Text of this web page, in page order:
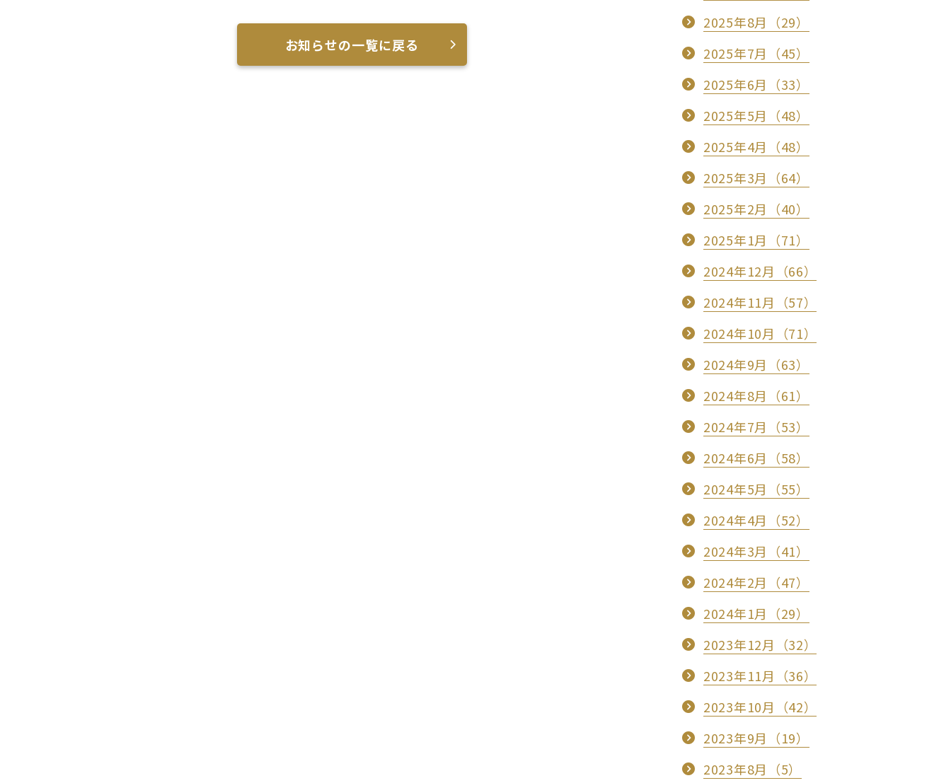
お知らせの一覧に戻る
2025年8月（29）
2025年7月（45）
2025年6月（33）
2025年5月（48）
2025年4月（48）
2025年3月（64）
2025年2月（40）
2025年1月（71）
2024年12月（66）
2024年11月（57）
2024年10月（71）
2024年9月（63）
2024年8月（61）
2024年7月（53）
2024年6月（58）
2024年5月（55）
2024年4月（52）
2024年3月（41）
2024年2月（47）
2024年1月（29）
2023年12月（32）
2023年11月（36）
2023年10月（42）
2023年9月（19）
2023年8月（5）